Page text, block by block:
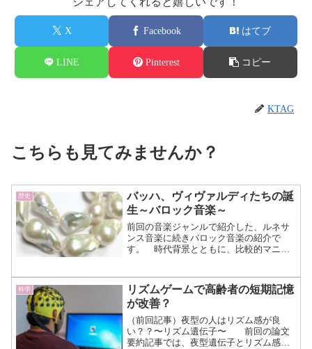
X Facebook はてブ
LINE Pinterest コピー
KTAG
こちらも見てみませんか？
歴史
バッハ、ヴィヴァルディたちの誕
生～バロック音楽～
前回の音楽ジャンルで紹介した、ルネサ
ンス音楽に続きバロック音楽の紹介で
す。 時代背景とともに、比較的マニア
れるバロック音楽に移り変わっていきま
す。 バロック音楽バロック...（続きを
読む）
科学
リズムゲームで高齢者の短期記憶
が改善？
（前回記事）夜型の人はリズム感が良
い？？〜リズム遺伝子〜 前回の論文
要約記事では、夜型遺伝子とリズム感の